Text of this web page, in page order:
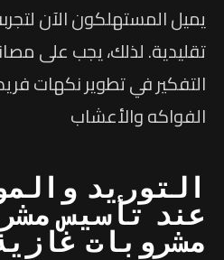
يميل المستهلكون الآن
تقليدية. لذلك، يجب على
التفكير في تطوير نكهات
الفواكه والأعشاب
التوريد
عند تأسيس
مشروبات